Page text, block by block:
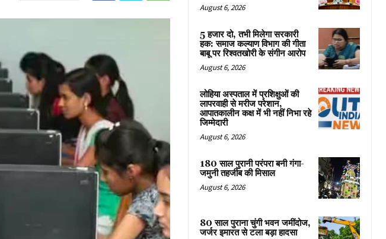
August 6, 2026
5 हजार दो, तभी मिलेगा सरकारी
हक: समाज कल्याण विभाग की गीता
बाबू पर रिश्वतखोरी के संगीन आरोप
August 6, 2026
लोहिया अस्पताल में प्रशिक्षुओं की
लापरवाही से मरीज परेशान,
आपातकालीन कक्ष में भी नहीं निभा रहे
जिम्मेदारी
August 6, 2026
180 साल पुरानी परंपरा बनी गंगा-
जमुनी तहजीब की मिसाल
August 6, 2026
80 साल पुराना चुंगी भवन जमींदोज,
जर्जर इमारत से टला बड़ा हादसा